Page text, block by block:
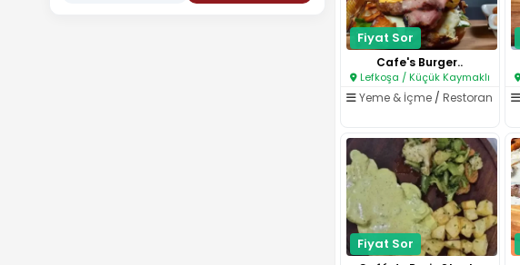
Fiyat Sor
Cafe's Burger..
Lefkoşa / Küçük Kaymaklı
Yeme & İçme /Restoran
Fiyat Sor